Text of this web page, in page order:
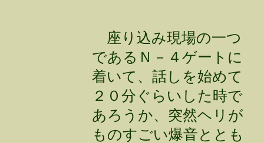
座り込み現場の一つ
であるＮ－４ゲートに
着いて、話しを始めて
２０分ぐらいした時で
あろうか、突然ヘリが
ものすごい爆音ととも